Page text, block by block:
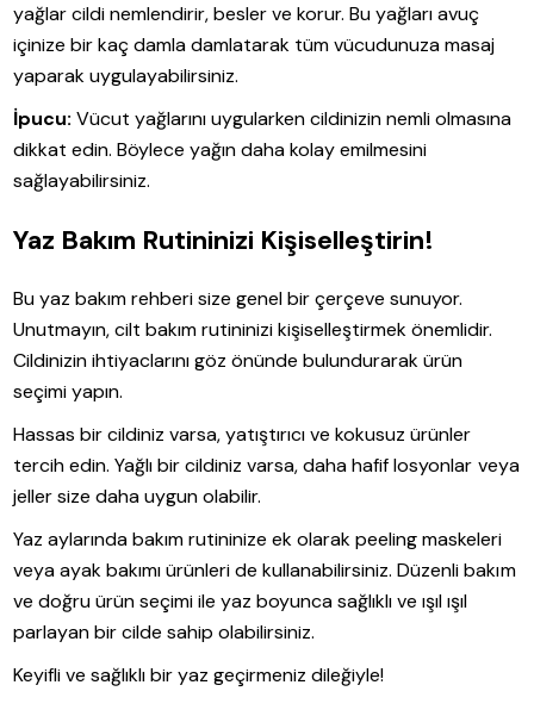
yağlar cildi nemlendirir, besler ve korur. Bu yağları avuç
içinize bir kaç damla damlatarak tüm vücudunuza masaj
yaparak uygulayabilirsiniz.
İpucu: Vücut yağlarını uygularken cildinizin nemli olmasına
dikkat edin. Böylece yağın daha kolay emilmesini
sağlayabilirsiniz.
Yaz Bakım Rutininizi Kişiselleştirin!
Bu yaz bakım rehberi size genel bir çerçeve sunuyor.
Unutmayın, cilt bakım rutininizi kişiselleştirmek önemlidir.
Cildinizin ihtiyaclarını göz önünde bulundurarak ürün
seçimi yapın.
Hassas bir cildiniz varsa, yatıştırıcı ve kokusuz ürünler
tercih edin. Yağlı bir cildiniz varsa, daha hafif losyonlar veya
jeller size daha uygun olabilir.
Yaz aylarında bakım rutininize ek olarak peeling maskeleri
veya ayak bakımı ürünleri de kullanabilirsiniz. Düzenli bakım
ve doğru ürün seçimi ile yaz boyunca sağlıklı ve ışıl ışıl
parlayan bir cilde sahip olabilirsiniz.
Keyifli ve sağlıklı bir yaz geçirmeniz dileğiyle!